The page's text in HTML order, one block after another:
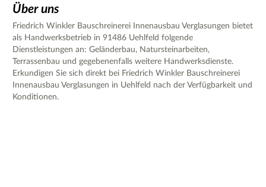
Über uns
Friedrich Winkler Bauschreinerei Innenausbau Verglasungen bietet
als Handwerksbetrieb in 91486 Uehlfeld folgende
Dienstleistungen an: Geländerbau, Natursteinarbeiten,
Terrassenbau und gegebenenfalls weitere Handwerksdienste.
Erkundigen Sie sich direkt bei Friedrich Winkler Bauschreinerei
Innenausbau Verglasungen in Uehlfeld nach der Verfügbarkeit und
Konditionen.